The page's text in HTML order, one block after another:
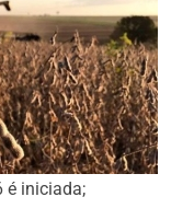
é iniciada;